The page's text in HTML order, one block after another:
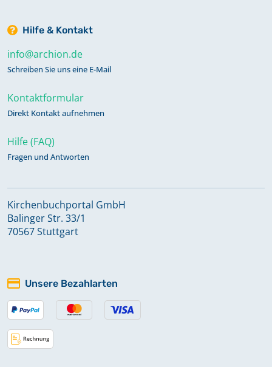
Hilfe & Kontakt
info@archion.de
Schreiben Sie uns eine E-Mail
Kontaktformular
Direkt Kontakt aufnehmen
Hilfe (FAQ)
Fragen und Antworten
Kirchenbuchportal GmbH
Balinger Str. 33/1
70567 Stuttgart
Unsere Bezahlarten